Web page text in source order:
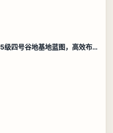
明日方舟终末地25级四号谷地基地蓝图，高效布局规划